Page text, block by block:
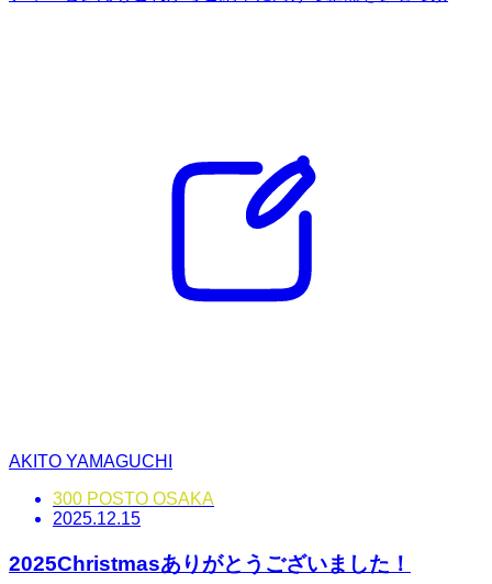
AKITO YAMAGUCHI
300 POSTO OSAKA
2025.12.15
2025Christmasありがとうございました！